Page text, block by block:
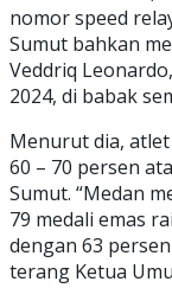
nomor speed
Sumut bahkan
Veddriq
2024, di babak
Menurut dia,
60 – 70 persen
Sumut. “Medan
79 medali emas
dengan 63
terang Ketua